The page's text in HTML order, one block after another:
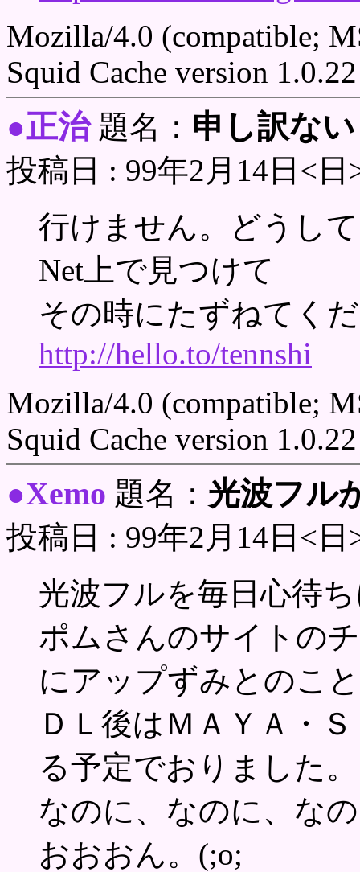
Mozilla/4.0 (compatible;
Squid Cache version 1.0.22
●正治題名： 申し訳ない
投稿日 : 99年2月14日<日
行けません。どうし
Net上で見つけて
その時にたずねてく
http://hello.to/tennshi
Mozilla/4.0 (compatible;
Squid Cache version 1.0.22
●Xemo 題名： 光波フル
投稿日 : 99年2月14日<日
光波フルを毎日心待
ポムさんのサイトの
にアップずみとのこ
ＤＬ後はＭＡＹＡ・
る予定でおりました。
なのに、なのに、な
おおおん。(;o;